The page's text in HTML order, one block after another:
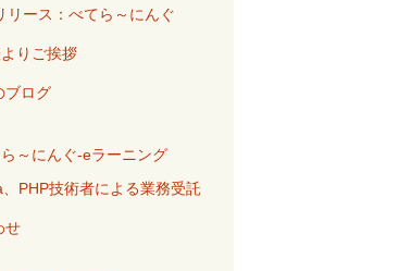
リース：べてら～にんぐ
よりご挨拶
ブログ
ら～にんぐ-eラーニング
、PHP技術者による業務受託
せ